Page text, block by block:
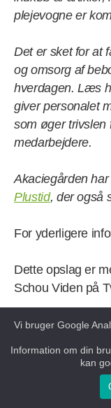
plejevogne er
Det er sket for at
og omsorg af
hverdagen. Læs
giver personalet
som øger trivslen
medarbejdere.
Akaciegården
Plustid, der også
For yderligere
Dette opslag er
Schou Viden på
BATUMGAARD -
+4570231716
på din
Vi bruger Google
Information om din
kan